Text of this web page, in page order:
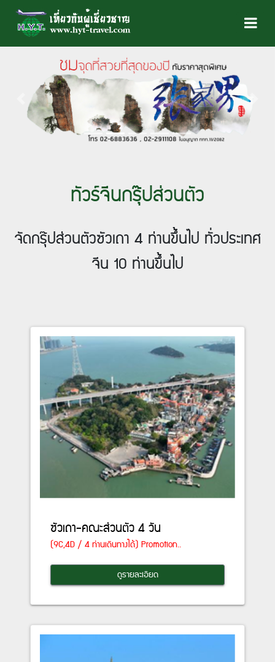
Previous
ทัวร์จีนกรุ๊ปส่วนตัว
จัดกรุ๊ปส่วนตัวซัวเถา 4 ท่านขึ้นไป ทั่วประเทศ
จีน 10 ท่านขึ้นไป
ซัวเถา-คณะส่วนตัว 4 วัน
(9C,4D / 4 ท่านเดินทางได้) Promotion..
ดูรายละเอียด